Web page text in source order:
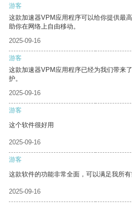
游客
这款加速器VPM应用程序可以给你提供最
助你在网络上自由移动。
2025-09-16
游客
这款加速器VPM应用程序已经为我们带来
护。
2025-09-16
游客
这个软件很好用
2025-09-16
游客
这款软件的功能非常全面，可以满足我所有
2025-09-16